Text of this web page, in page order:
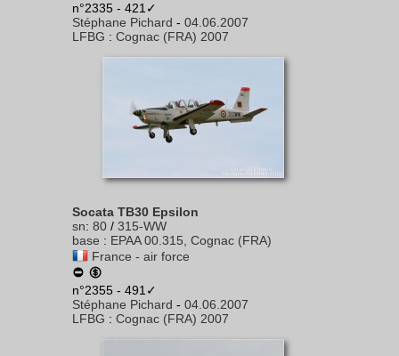
n°2335 - 421✓
Stéphane Pichard - 04.06.2007
LFBG : Cognac (FRA) 2007
Socata TB30 Epsilon
sn: 80 / 315-WW
base : EPAA 00.315, Cognac (FRA)
France - air force
n°2355 - 491✓
Stéphane Pichard - 04.06.2007
LFBG : Cognac (FRA) 2007